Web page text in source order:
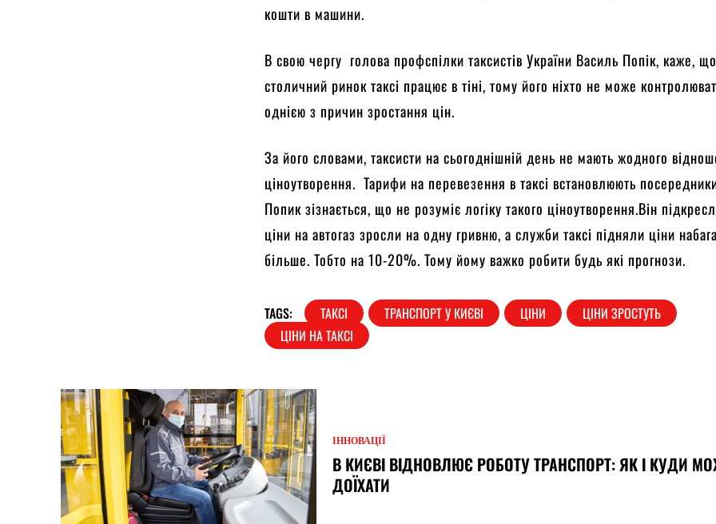
кошти в машини.
В свою чергу голова профспілки таксистів України Василь Попік, каже,
столичний ринок таксі працює в тіні, тому його ніхто не може
однією з причин зростання цін.
За його словами, таксисти на сьогоднішній день не мають жодного
ціноутворення. Тарифи на перевезення в таксі встановлюють
Попик зізнається, що не розуміє логіку такого ціноутворення.Він
ціни на автогаз зросли на одну гривню, а служби таксі підняли ціни
більше. Тобто на 10-20%. Тому йому важко робити будь які прогнози.
TAGS: ТАКСІ ТРАНСПОРТ У КИЄВІ ЦІНИ
ЦІНИ ЗРОСТУТЬ
ЦІНИ НА ТАКСІ
ІННОВАЦІЇ
В КИЄВІ ВІДНОВЛЮЄ РОБОТУ ТРАНСПОРТ: ЯК І КУДИ
ДОЇХАТИ